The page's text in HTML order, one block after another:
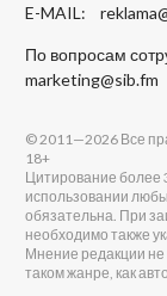
E-MAIL:
По вопросам
marketing@sib.fm
© 2011—2026 Все
18+
Цитирование более
использовании
обязательна. При
необходимо также
Мнение редакции не
таком жанре, как